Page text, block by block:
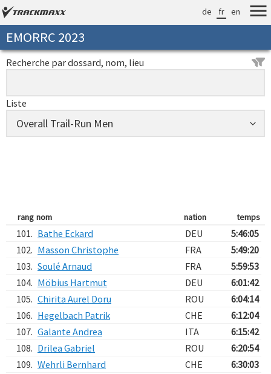
de fr en
EMORRC 2023
Recherche par dossard, nom, lieu
Liste
rang nom nation temps
101. Bathe Eckard DEU
5:46:05
102. Masson Christophe FRA
5:49:20
103. Soulé Arnaud FRA
5:59:53
104. Möbius Hartmut DEU
6:01:42
105. Chirita Aurel Doru ROU
6:04:14
106. Hegelbach Patrik CHE
6:12:04
107. Galante Andrea ITA
6:15:42
108. Drilea Gabriel ROU
6:20:54
109. Wehrli Bernhard CHE
6:30:03